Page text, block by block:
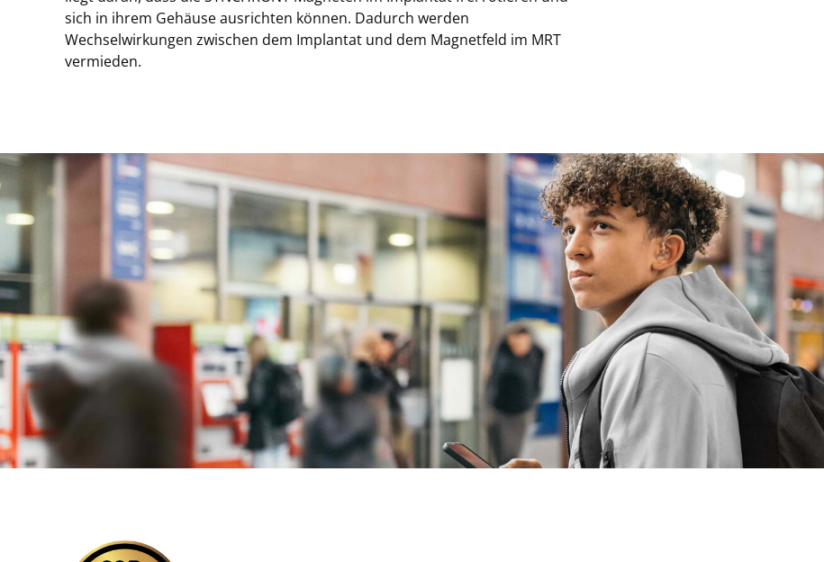
sich in ihrem Gehäuse ausrichten können. Dadurch werden
Wechselwirkungen zwischen dem Implantat und dem Magnetfeld im MRT
vermieden.